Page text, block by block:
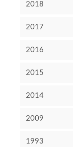
2018
2017
2016
2015
2014
2009
1993